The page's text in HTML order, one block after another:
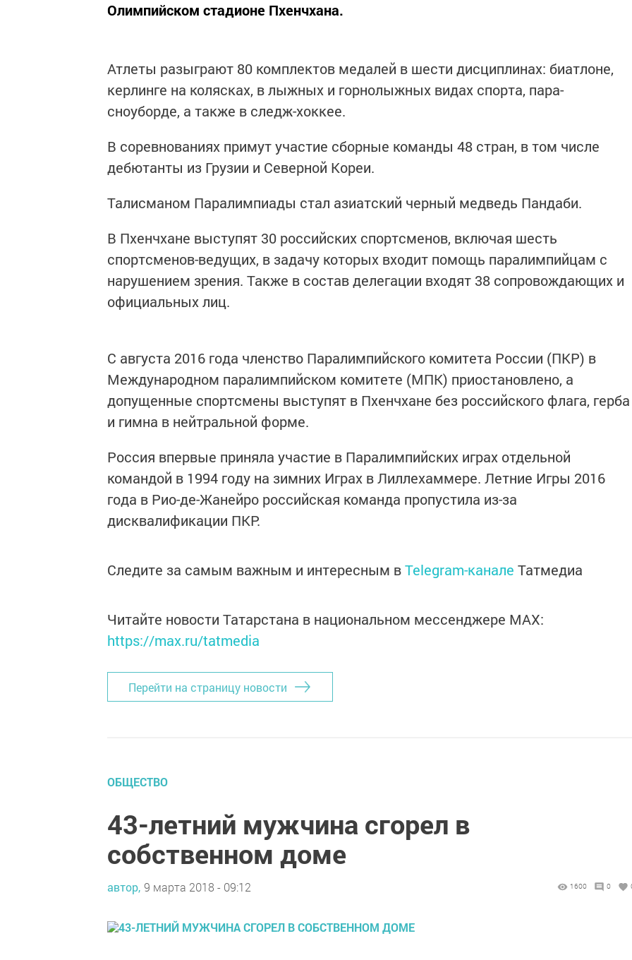
Олимпийском стадионе Пхенчхана.
Атлеты разыграют 80 комплектов медалей в шести дисциплинах: биатлоне,
керлинге на колясках, в лыжных и горнолыжных видах спорта, пара-
сноуборде, а также в следж-хоккее.
В соревнованиях примут участие сборные команды 48 стран, в том числе
дебютанты из Грузии и Северной Кореи.
Талисманом Паралимпиады стал азиатский черный медведь Пандаби.
В Пхенчхане выступят 30 российских спортсменов, включая шесть
спортсменов-ведущих, в задачу которых входит помощь паралимпийцам с
нарушением зрения. Также в состав делегации входят 38 сопровождающих и
официальных лиц.
С августа 2016 года членство Паралимпийского комитета России (ПКР) в
Международном паралимпийском комитете (МПК) приостановлено, а
допущенные спортсмены выступят в Пхенчхане без российского флага, герба
и гимна в нейтральной форме.
Россия впервые приняла участие в Паралимпийских играх отдельной
командой в 1994 году на зимних Играх в Лиллехаммере. Летние Игры 2016
года в Рио-де-Жанейро российская команда пропустила из-за
дисквалификации ПКР.
Следите за самым важным и интересным вTelegram-канале Татмедиа
Читайте новости Татарстана в национальном мессенджере MАХ:
https://max.ru/tatmedia
Перейти на страницу новости
ОБЩЕСТВО
43-летний мужчина сгорел в
собственном доме
автор, 9 марта 2018 - 09:12 1600 0